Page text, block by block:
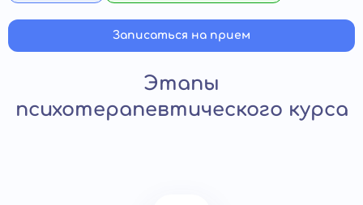
Записаться на прием
Этапы
психотерапевтического курса